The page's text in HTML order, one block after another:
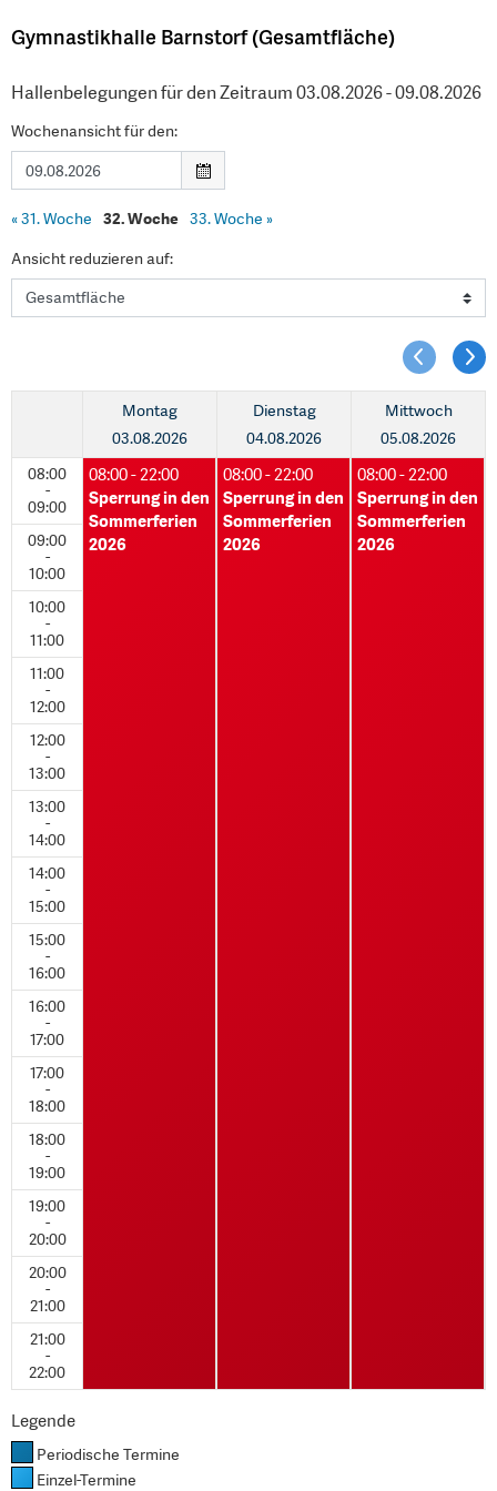
Gymnastikhalle Barnstorf (Gesamtfläche)
Hallenbelegungen für den Zeitraum 03.08.2026 - 09.08.2026
Wochenansicht für den:
«31. Woche 32. Woche 33. Woche »
Ansicht reduzieren auf:
08:00
-
09:00
09:00
-
10:00
10:00
-
11:00
11:00
-
12:00
12:00
-
13:00
13:00
-
14:00
14:00
-
15:00
15:00
-
16:00
16:00
-
17:00
17:00
-
18:00
18:00
-
19:00
19:00
-
20:00
20:00
-
21:00
21:00
-
22:00
Montag
03.08.2026
08:00 - 22:00
Sperrung in den
Sommerferien
2026
Dienstag
04.08.2026
08:00 - 22:00
Sperrung in den
Sommerferien
2026
Mittwoch
05.08.2026
08:00 - 22:00
Sperrung in den
Sommerferien
2026
Legende
Periodische Termine
Einzel-Termine